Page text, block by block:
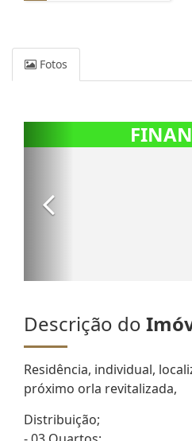
Fotos
Descrição do
Residência, individual,
próximo orla revitalizada,
Distribuição;